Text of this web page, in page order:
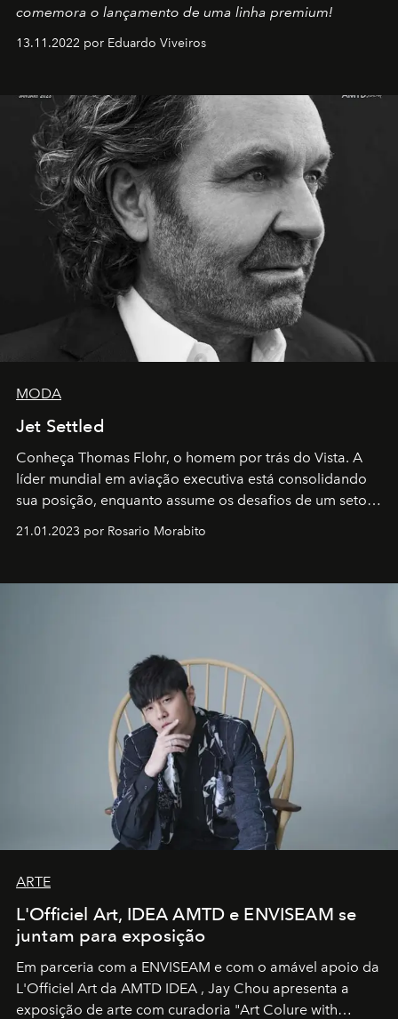
comemora o lançamento de uma linha premium!
13.11.2022 por Eduardo Viveiros
MODA
Jet Settled
Conheça Thomas Flohr, o homem por trás do Vista. A
líder mundial em aviação executiva está consolidando
sua posição, enquanto assume os desafios de um setor
21.01.2023 por Rosario Morabito
ARTE
L'Officiel Art, IDEA AMTD e ENVISEAM se
juntam para exposição
Em parceria com a ENVISEAM e com o amável apoio da
L'Officiel Art da AMTD IDEA , Jay Chou apresenta a
exposição de arte com curadoria "Art Colure with